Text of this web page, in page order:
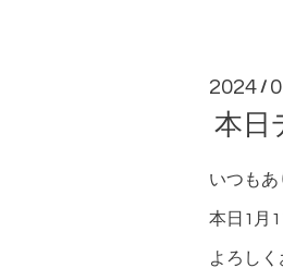
2024 /
本日
いつもあ
本日1月
よろしく